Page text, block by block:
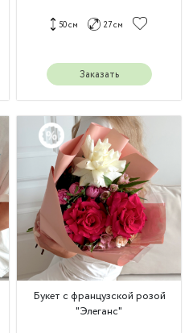
50 см 27 см
Заказать
Букет с французской розой
"Элеганс"